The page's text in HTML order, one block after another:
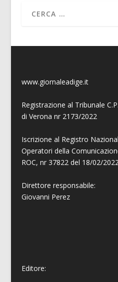
www.giornaleadige.it
Registrazione al Tribunale C.P.
di Verona nr 2173/2022
Iscrizione al Registro
Operatori della
ROC, nr 37822 del 18/02/
Direttore responsabile:
Giovanni Perez
Editore: